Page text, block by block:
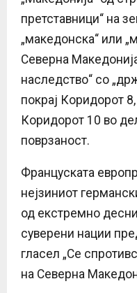
претставници“ на
„македонска“ или
Северна
наследство“ со
покрај Коридорот
Коридорот 10 во
поврзаност.
Француската
нејзиниот
од екстремно
суверени нации
гласел „Се
на Северна